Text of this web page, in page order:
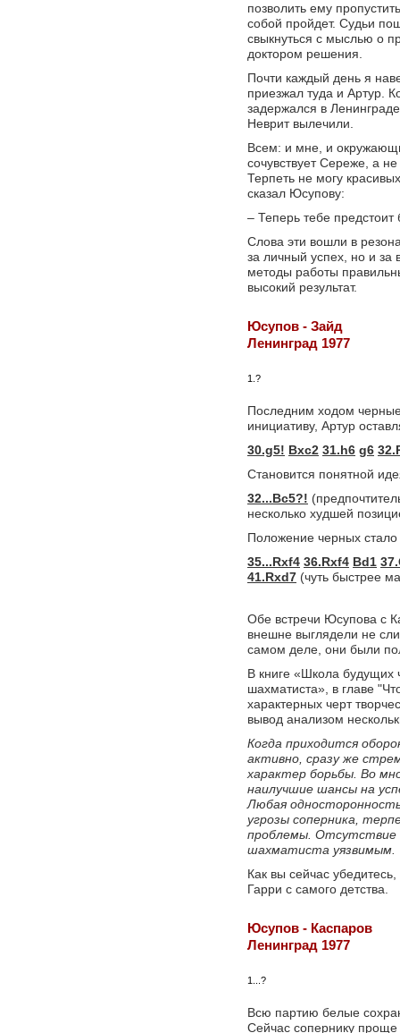
позволить ему
собой пройдет. Судьи
свыкнуться с мыслью о
доктором решения.
Почти каждый день я
приезжал туда и Артур.
задержался в
Неврит вылечили.
Всем: и мне, и
сочувствует Сереже, а
Терпеть не могу
сказал Юсупову:
– Теперь тебе предстоит
Слова эти вошли в
за личный успех, но и за
методы работы
высокий результат.
Юсупов - Зайд
Ленинград 1977
1.?
Последним ходом
инициативу, Артур
30.g5! Bxc2 31.h6 g6
Становится понятной
32...Bc5?!
несколько худшей
Положение черных
35...Rxf4 36.Rxf4 Bd1
41.Rxd7 (чуть быстрее
Обе встречи Юсупова с
внешне выглядели не
самом деле, они были
В книге «Школа будущих
шахматиста», в главе
характерных черт
вывод анализом
Когда приходится
активно, сразу же
характер борьбы. Во
наилучшие шансы на
Любая
угрозы соперника,
проблемы. Отсутствие
шахматиста уязвимым.
Как вы сейчас
Гарри с самого детства.
Юсупов - Каспаров
Ленинград 1977
1...?
Всю партию белые
Сейчас сопернику